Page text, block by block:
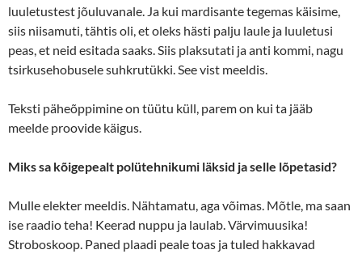
luuletustest jõuluvanale. Ja kui mardisante tegemas käisime,
siis niisamuti, tähtis oli, et oleks hästi palju laule ja luuletusi
peas, et neid esitada saaks. Siis plaksutati ja anti kommi, nagu
tsirkusehobusele suhkrutükki. See vist meeldis.
Teksti päheõppimine on tüütu küll, parem on kui ta jääb
meelde proovide käigus.
Miks sa kõigepealt polütehnikumi läksid ja selle lõpetasid?
Mulle elekter meeldis. Nähtamatu, aga võimas. Mõtle, ma saan
ise raadio teha! Keerad nuppu ja laulab. Värvimuusika!
Stroboskoop. Paned plaadi peale toas ja tuled hakkavad